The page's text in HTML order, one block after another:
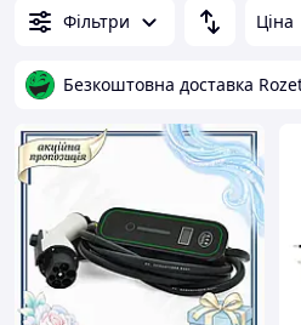
Фільтри Ціна
Безкоштовна доставка